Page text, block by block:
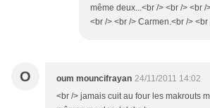
même deux...<br /> <br /> <br
<br /> <br /> Carmen.<br /> <br
O oum mouncifrayan 24/11/2011 14:02
<br /> jamais cuit au four les makrouts